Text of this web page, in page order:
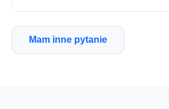
Mam inne pytanie